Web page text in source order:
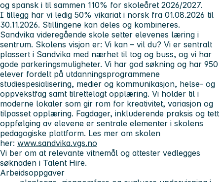
og spansk i til sammen 110% for skoleåret 2026/2027.
I tillegg har vi ledig 50% vikariat i norsk fra 01.08.2026 til
30.11.2026. Stillingene kan deles og kombineres.
Sandvika videregående skole setter elevenes læring i
sentrum. Skolens visjon er: Vi kan – vil du? Vi er sentralt
plassert i Sandvika med nærhet til tog og buss, og vi har
gode parkeringsmuligheter. Vi har god søkning og har 950
elever fordelt på utdanningsprogrammene
studiespesialisering, medier og kommunikasjon, helse- og
oppvekstfag samt tilrettelagt opplæring. Vi holder til i
moderne lokaler som gir rom for kreativitet, variasjon og
tilpasset opplæring. Fagdager, inkluderende praksis og tett
oppfølging av elevene er sentrale elementer i skolens
pedagogiske plattform. Les mer om skolen
her: www.sandvika.vgs.no
Vi ber om at relevante vitnemål og attester vedlegges
søknaden i Talent Hire.
Arbeidsoppgaver